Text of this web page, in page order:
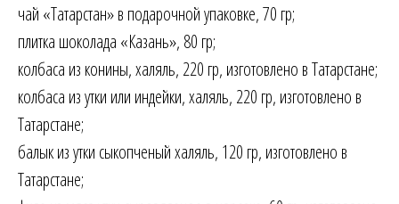
чай «Татарстан» в подарочной упаковке, 70 гр;
плитка шоколада «Казань», 80 гр;
колбаса из конины, халяль, 220 гр, изготовлено в Татарстане;
колбаса из утки или индейки, халяль, 220 гр, изготовлено в
Татарстане;
балык из утки сыкопченый халяль, 120 гр, изготовлено в
Татарстане;